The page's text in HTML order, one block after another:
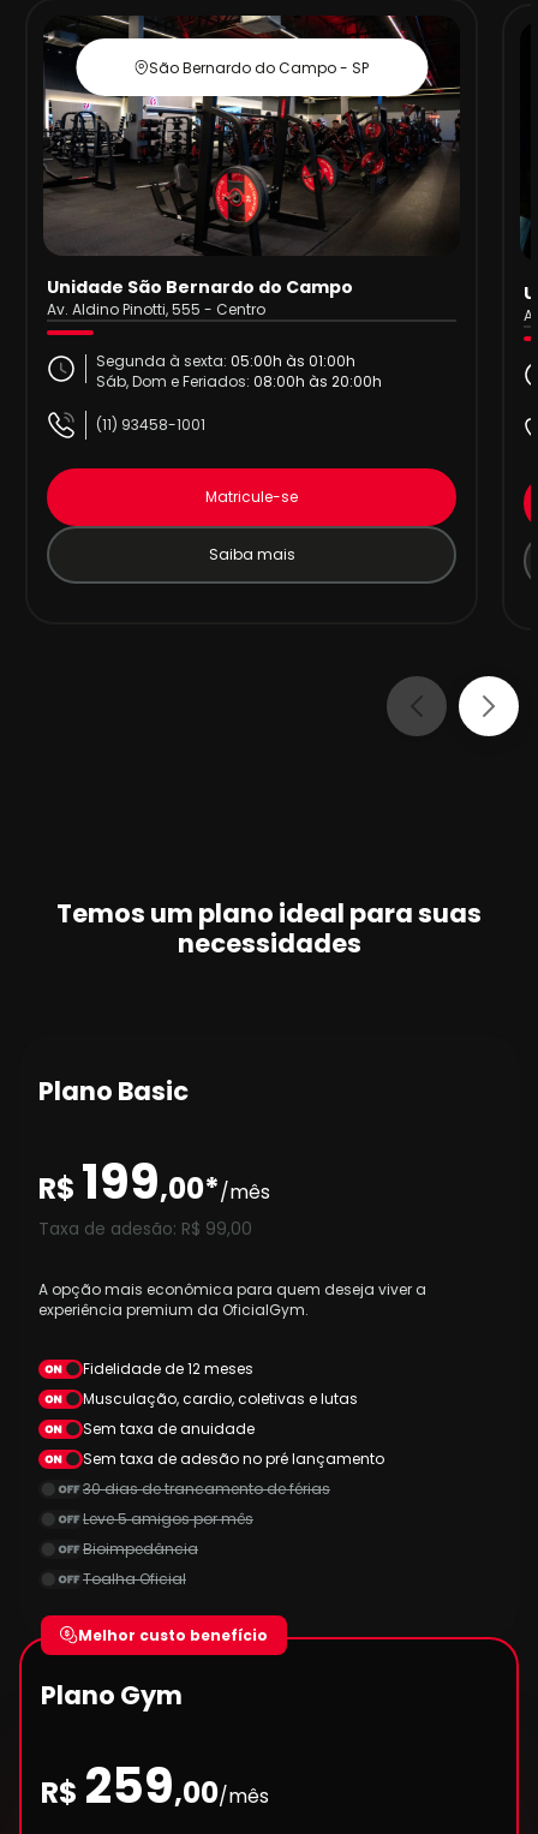
São Bernardo do Campo - SP
Unidade São Bernardo do Campo
Av. Aldino Pinotti, 555 - Centro
Segunda à sexta: 05:00h às 01:00h
Sáb, Dom e Feriados: 08:00h às 20:00h
(11) 93458-1001
Matricule-se
Saiba mais
Temos um plano ideal para suas
necessidades
Plano Basic
R$ 199,00*/mês
Taxa de adesão: R$ 99,00
A opção mais econômica para quem deseja viver a
experiência premium da OficialGym.
Fidelidade de 12 meses
Musculação, cardio, coletivas e lutas
Sem taxa de anuidade
Sem taxa de adesão no pré lançamento
30 dias de trancamento de férias
Leve 5 amigos por mês
Bioimpedância
Toalha Oficial
Melhor custo benefício
Plano Gym
R$ 259,00/mês